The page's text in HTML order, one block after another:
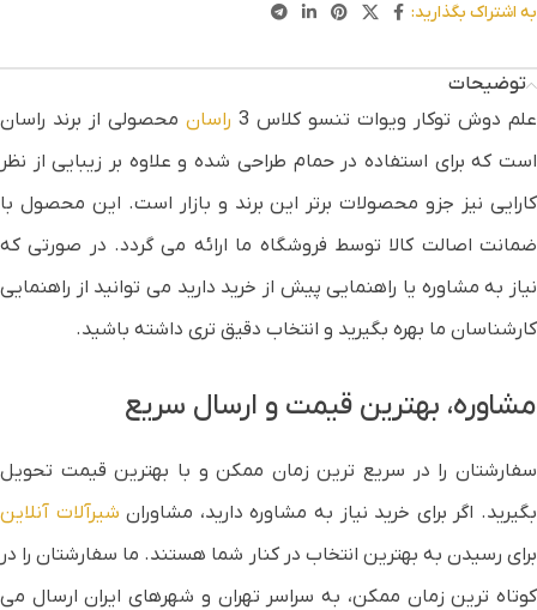
به اشتراک بگذارید:
توضیحات
علم دوش توکار ویوات تنسو کلاس 3
راسان محصولی از برند راسان
است که برای استفاده در حمام طراحی شده و علاوه بر زیبایی از نظر
کارایی نیز جزو محصولات برتر این برند و بازار است. این محصول با
ضمانت اصالت کالا توسط فروشگاه ما ارائه می گردد. در صورتی که
نیاز به مشاوره یا راهنمایی پیش از خرید دارید می توانید از راهنمایی
کارشناسان ما بهره بگیرید و انتخاب دقیق تری داشته باشید.
مشاوره، بهترین قیمت و ارسال سریع
سفارشتان را در سریع ترین زمان ممکن و با بهترین قیمت تحویل
بگیرید. اگر برای خرید نیاز به مشاوره دارید، مشاوران شیرآلات آنلاین
برای رسیدن به بهترین انتخاب در کنار شما هستند. ما سفارشتان را در
کوتاه ترین زمان ممکن، به سراسر تهران و شهرهای ایران ارسال می